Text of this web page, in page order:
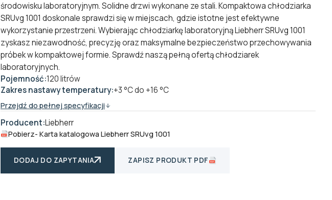
środowisku laboratoryjnym. Solidne drzwi wykonane ze stali. Kompaktowa chłodziarka
SRUvg 1001 doskonale sprawdzi się w miejscach, gdzie istotne jest efektywne
wykorzystanie przestrzeni. Wybierając chłodziarkę laboratoryjną Liebherr SRUvg 1001
zyskasz niezawodność, precyzję oraz maksymalne bezpieczeństwo przechowywania
próbek w kompaktowej formie. Sprawdź naszą pełną ofertąchłodziarek
laboratoryjnych.
Pojemność:120 litrów
Zakres nastawy temperatury:+3 °C do +16 °C
Przejdź do pełnej specyfikacji
Producent:Liebherr
Pobierz- Karta katalogowa Liebherr SRUvg 1001
DODAJ DO ZAPYTANIA ZAPISZ PRODUKT PDF